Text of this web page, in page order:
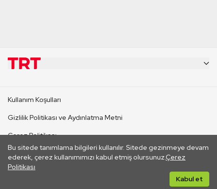
Bu sitede tanımlama bilgileri kullanılır. Sitede gezinmeye devam
ederek, çerez kullanımımızı kabul etmiş olursunuz.Çerez
Politikası
Kabul et
CANLI YAYINLAR
Kullanım Koşulları
Gizlilik Politikası ve Aydınlatma Metni
Çerez Politikası
İletişim
Her hakkı saklıdır. ©2026 TRT. Bağlantı yoluyla gidilen dış